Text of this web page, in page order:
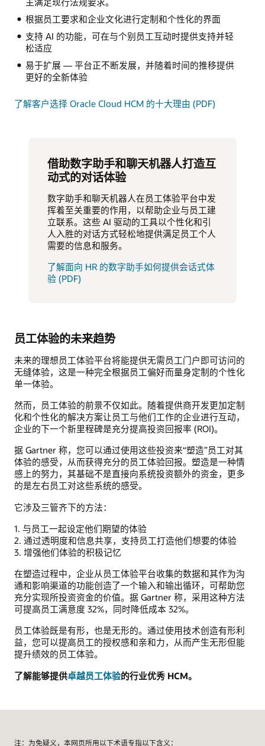
根据员工要求和企业文化进行定制和个性化的界面
支持 AI 的功能，可在与个别员工互动时提供支持并轻
松适应
易于扩展 — 平台正不断发展，并随着时间的推移提供
更好的全新体验
了解客户选择 Oracle Cloud HCM 的十大理由 (PDF)
借助数字助手和聊天机器人打造互
动式的对话体验
数字助手和聊天机器人在员工体验平台中发
挥着至关重要的作用，以帮助企业与员工建
立联系。这些 AI 驱动的工具以个性化和引
人入胜的对话方式轻松地提供满足员工个人
需要的信息和服务。
了解面向 HR 的数字助手如何提供会话式体
验 (PDF)
员工体验的未来趋势
未来的理想员工体验平台将能提供无需员工门户即可访问的
无缝体验，这是一种完全根据员工偏好而量身定制的个性化
单一体验。
然而，员工体验的前景不仅如此。随着提供商开发更加定制
化和个性化的解决方案让员工与他们工作的企业进行互动，
企业的下一个新里程碑是充分提高投资回报率 (ROI)。
据 Gartner 称，您可以通过使用这些投资来“塑造”员工对其
体验的感受，从而获得充分的员工体验回报。塑造是一种情
感上的努力，其基础不是直接向系统投资额外的资金，更多
的是左右员工对这些系统的感受。
它涉及三管齐下的方法：
1. 与员工一起设定他们期望的体验
2. 通过透明度和信息共享，支持员工打造他们想要的体验
3. 增强他们体验的积极记忆
在塑造过程中，企业从员工体验平台收集的数据和其作为沟
通和影响渠道的功能创造了一个输入和输出循环，可帮助您
充分实现所投资资金的价值。据 Gartner 称，采用这种方法
可提高员工满意度 32%，同时降低成本 32%。
员工体验既是有形，也是无形的。通过使用技术创造有形利
益，您可以提高员工的授权感和亲和力，从而产生无形但能
提升绩效的员工体验。
了解能够提供卓越员工体验的行业优秀 HCM。
注：为免疑义，本网页所用以下术语专指以下含义：